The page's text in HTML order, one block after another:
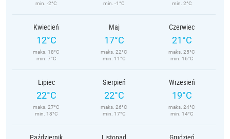
min. -2°C
min. -1°C
min. 2°C
Kwiecień
12°C
maks. 18°C
min. 7°C
Maj
17°C
maks. 22°C
min. 11°C
Czerwiec
21°C
maks. 25°C
min. 16°C
Lipiec
22°C
maks. 27°C
min. 18°C
Sierpień
22°C
maks. 26°C
min. 17°C
Wrzesień
19°C
maks. 24°C
min. 14°C